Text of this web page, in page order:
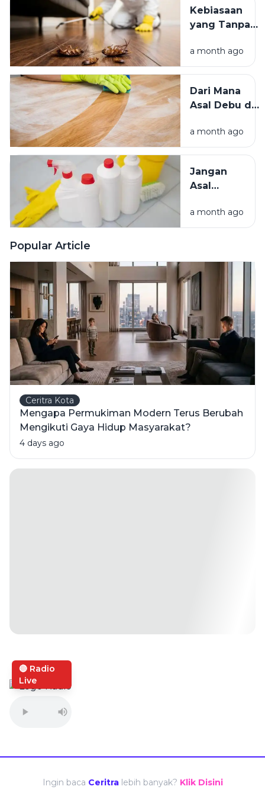
Mana yang
Lebih
Kebiasaan
yang Tanpa
Mengundang
Kecoak,
Hama
Lainnya Ke
a month ago
Dari Mana
Asal Debu di
Kenali
Penyebab
Mengatasinya
a month ago
Jangan
Asal
Bahan
Pembersih
a month ago
Popular Article
Ceritra Kota
Mengapa Permukiman Modern Terus Berubah
Mengikuti Gaya Hidup Masyarakat?
4 days ago
🔴 Radio
Live
Ingin baca Ceritra lebih banyak? Klik Disini